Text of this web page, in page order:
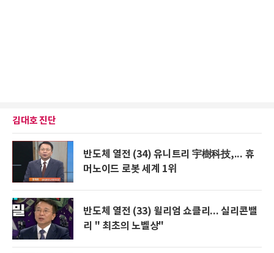
김대호 진단
반도체 열전 (34) 유니트리 宇樹科技,... 휴
머노이드 로봇 세계 1위
반도체 열전 (33) 윌리엄 쇼클리... 실리콘밸
리 " 최초의 노벨상"